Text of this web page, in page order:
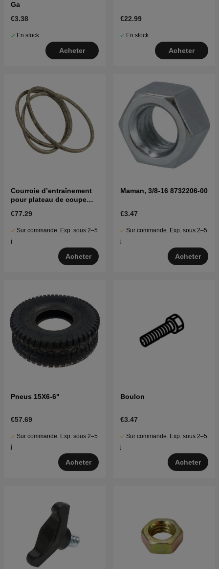
Ga
€3.38
En stock
Acheter
€22.99
En stock
Acheter
Courroie d’entraînement
pour plateau de coupe
€77.29
Sur commande. Exp. sous 2–5
j
Acheter
Maman, 3/8-16 8732206-00
€3.47
Sur commande. Exp. sous 2–5
j
Acheter
Pneus 15X6-6"
€57.69
Sur commande. Exp. sous 2–5
j
Acheter
Boulon
€3.47
Sur commande. Exp. sous 2–5
j
Acheter